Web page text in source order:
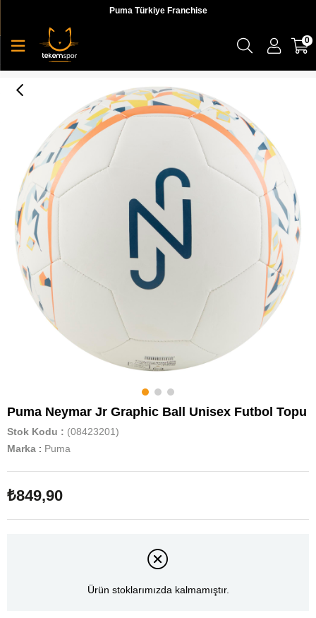
Puma Türkiye Franchise
0
Puma Neymar Jr Graphic Ball Unisex Futbol Topu
Stok Kodu
(08423201)
Marka : Puma
₺849,90
Ürün stoklarımızda kalmamıştır.